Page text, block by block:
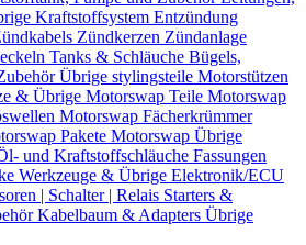
Kraftstoffsystem Entzündung
Zündkerzen Zündanlage
Tanks & Schläuche Bügels,
Übrige stylingsteile Motorstützen
& Übrige Motorswap Teile Motorswap
Motorswap Fächerkrümmer
Pakete Motorswap Übrige
und Kraftstoffschläuche Fassungen
Werkzeuge & Übrige Elektronik/ECU
| Schalter | Relais Starters &
Kabelbaum & Adapters Übrige